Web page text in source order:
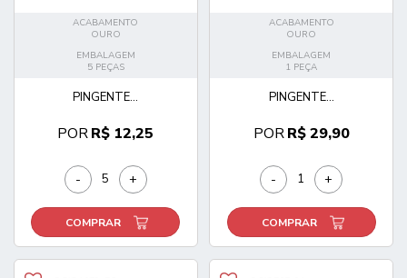
ACABAMENTO
OURO
EMBALAGEM
5 PEÇAS
PINGENTE...
PORR$ 12,25
- +
COMPRAR
ACABAMENTO
OURO
EMBALAGEM
1 PEÇA
PINGENTE...
PORR$ 29,90
- +
COMPRAR